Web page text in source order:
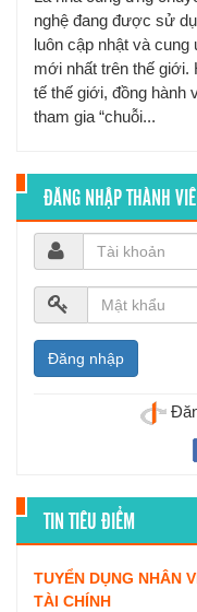
nghệ đang được sử
luôn cập nhật và
mới nhất trên thế giới.
tế thế giới, đồng hành
tham gia “chuỗi...
ĐĂNG NHẬP THÀNH
TIN TIÊU ĐIỂM
TUYỂN DỤNG NHÂN
TÀI CHÍNH